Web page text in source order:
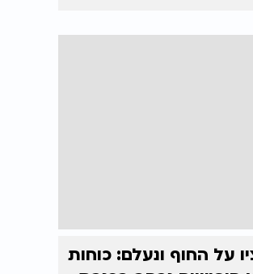
על החוף ונעלם: כוחות